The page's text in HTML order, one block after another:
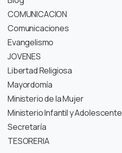
COMUNICACION
Comunicaciones
Evangelismo
JOVENES
Libertad Religiosa
Mayordomía
Ministerio de la Mujer
Ministerio Infantil y Adolescente
Secretaría
TESORERIA